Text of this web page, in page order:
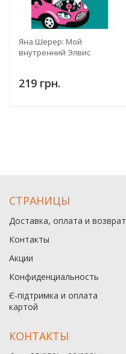
Яна Шерер: Мой
внутренний Элвис
219 грн.
СТРАНИЦЫ
Доставка, оплата и возврат
Контакты
Акции
Конфиденциальность
Є-підтримка и оплата
картой
КОНТАКТЫ